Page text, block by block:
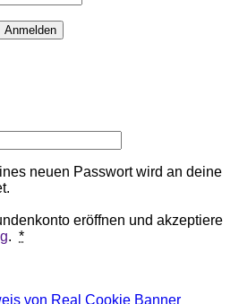
Anmelden
neuen Passwort wird an deine
eröffnen und akzeptiere
. *
von Real Cookie Banner